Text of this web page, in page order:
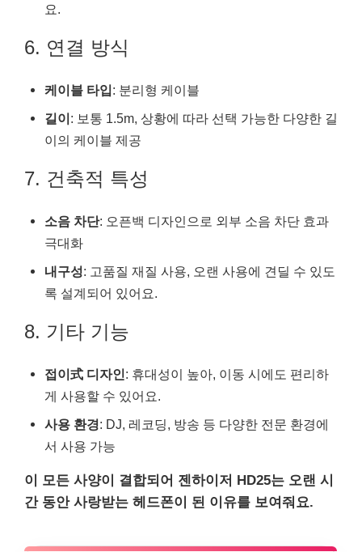
요.
6. 연결 방식
케이블 타입: 분리형 케이블
길이: 보통 1.5m, 상황에 따라 선택 가능한 다양한 길
이의 케이블 제공
7. 건축적 특성
소음 차단: 오픈백 디자인으로 외부 소음 차단 효과
극대화
내구성: 고품질 재질 사용, 오랜 사용에 견딜 수 있도
록 설계되어 있어요.
8. 기타 기능
접이式 디자인: 휴대성이 높아, 이동 시에도 편리하
게 사용할 수 있어요.
사용 환경: DJ, 레코딩, 방송 등 다양한 전문 환경에
서 사용 가능
이 모든 사양이 결합되어 젠하이저 HD25는 오랜 시
간 동안 사랑받는 헤드폰이 된 이유를 보여줘요.